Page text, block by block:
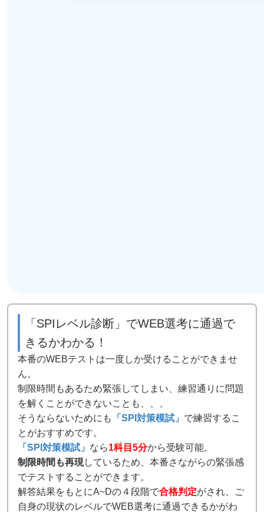
「SPIレベル診断」でWEB選考に通過で
きるかわかる！
本番のWEBテストは一度しか受けることができませ
ん。
制限時間もあるため緊張してしまい、練習通りに問題
を解くことができないことも、、、
そうならないためにも
「SPI対策模試」 で練習するこ
とがおすすめです。
「SPI対策模試」 なら1科目5分から受験可能。
制限時間も再現しているため、本番さながらの緊張感
でテストすることができます。
解答結果をもとにA~Dの４段階で合格判定がされ、ご
自身の現状のレベルでWEB選考に通過できるかがわ